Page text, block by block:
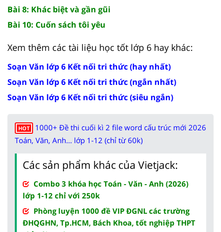
Bài 8: Khác biệt và gần gũi
Bài 10: Cuốn sách tôi yêu
Xem thêm các tài liệu học tốt lớp 6 hay khác:
Soạn Văn lớp 6 Kết nối tri thức (hay nhất)
Soạn Văn lớp 6 Kết nối tri thức (ngắn nhất)
Soạn Văn lớp 6 Kết nối tri thức (siêu ngắn)
HOT
1000+ Đề thi cuối kì 2 file word cấu trúc mới 2026
Toán, Văn, Anh... lớp 1-12 (chỉ từ 60k)
Các sản phẩm khác của Vietjack:
Combo 3 khóa học Toán - Văn - Anh (2026)
lớp 1-12 chỉ với 250k
Phòng luyện 1000 đề VIP ĐGNL các trường
ĐHQGHN, Tp.HCM, Bách Khoa, tốt nghiệp THPT